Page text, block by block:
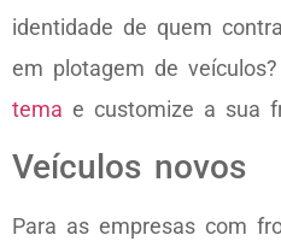
identidade de quem
em plotagem de veículos?
tema e customize a sua
Veículos novos
Para as empresas com